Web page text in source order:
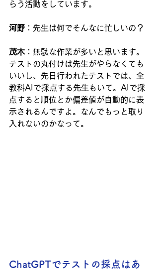
らう活動をしています。
河野 ：先生は何でそんなに忙しいの？
茂木 ：無駄な作業が多いと思います。
テストの丸付けは先生がやらなくても
いいし、先日行われたテストでは、全
教科AIで採点する先生もいて。AIで採
点すると順位とか偏差値が自動的に表
示されるんですよ。なんでもっと取り
入れないのかなって。
ChatGPTでテストの採点はあ